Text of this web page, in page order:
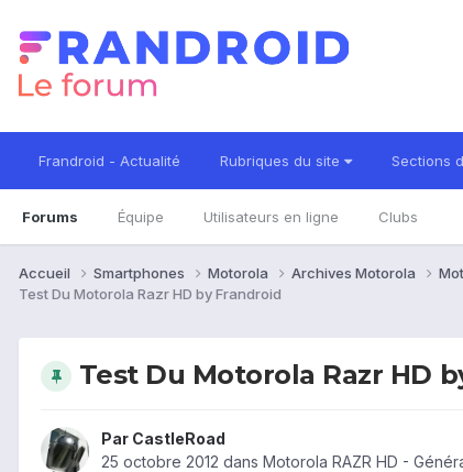
Frandroid - Actualité Rubriques du site Sections
Forums Équipe Utilisateurs en ligne Clubs
Accueil Smartphones Motorola Archives Motorola
Test Du Motorola Razr HD by Frandroid
Test Du Motorola Razr HD
Par CastleRoad
25 octobre 2012 dans Motorola RAZR HD -